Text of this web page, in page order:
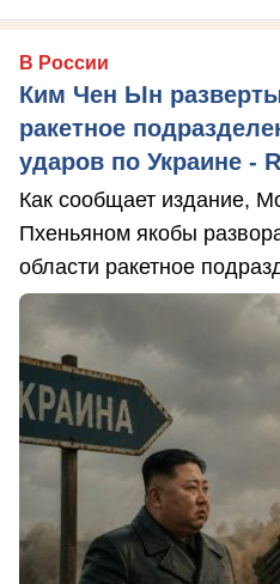
В России
Ким Чен Ын
ракетное
ударов по Украине -
Как сообщает издание,
Пхеньяном якобы
области ракетное